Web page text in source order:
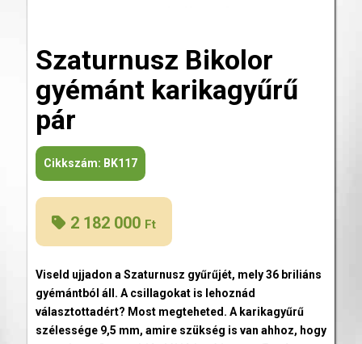
Szaturnusz Bikolor
gyémánt karikagyűrű
pár
Cikkszám: BK117
2 182 000 Ft
Viseld ujjadon a Szaturnusz gyűrűjét, mely 36 briliáns
gyémántból áll. A csillagokat is lehoznád
választottadért? Most megteheted. A karikagyűrű
szélessége 9,5 mm, amire szükség is van ahhoz, hogy